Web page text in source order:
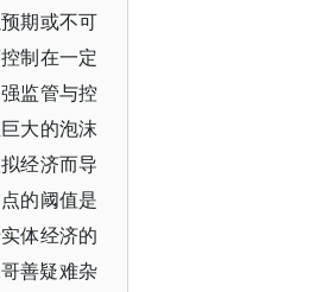
期或不可
制在一定
监管与控
大的泡沫
经济而导
的阈值是
体经济的
善疑难杂